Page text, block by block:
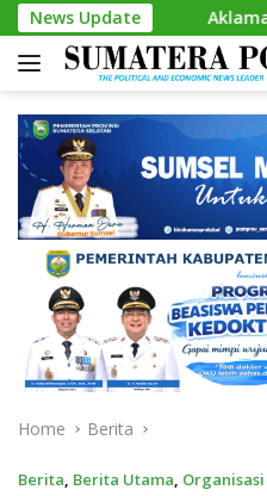
Skip
to
content
News Update
Aklamasi Penuh!
Home Berita
Berita, Berita Utama, Organisasi